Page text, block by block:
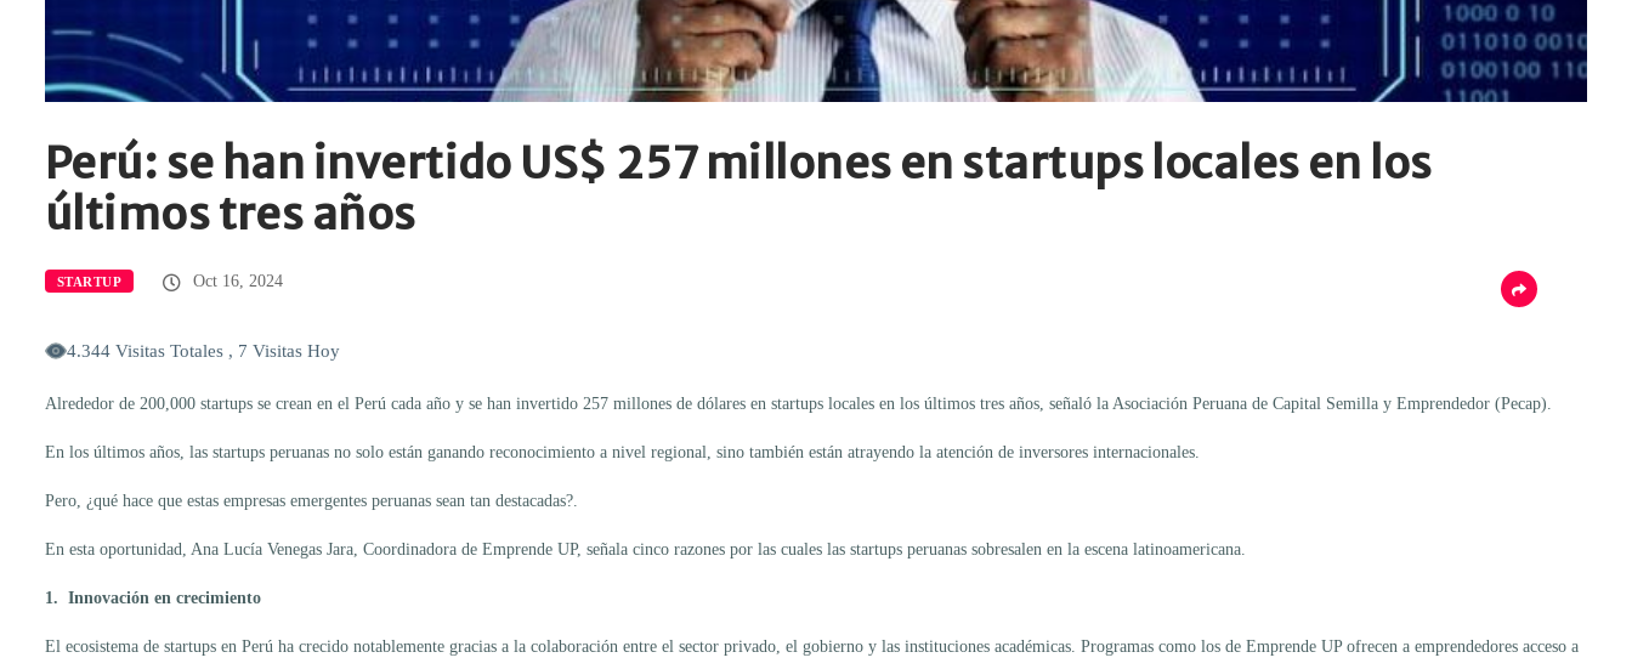
Perú: se han invertido US$ 257 millones en startups locales en los
últimos tres años
STARTUP Oct 16, 2024
4.344 Visitas Totales , 7 Visitas Hoy
Alrededor de 200,000 startups se crean en el Perú cada año y se han invertido 257 millones de dólares en startups locales en los últimos tres años, señaló la Asociación Peruana de Capital Semilla y Emprendedor (Pecap).
En los últimos años, las startups peruanas no solo están ganando reconocimiento a nivel regional, sino también están atrayendo la atención de inversores internacionales.
Pero, ¿qué hace que estas empresas emergentes peruanas sean tan destacadas?.
En esta oportunidad, Ana Lucía Venegas Jara, Coordinadora de Emprende UP, señala cinco razones por las cuales las startups peruanas sobresalen en la escena latinoamericana.
1. Innovación en crecimiento
El ecosistema de startups en Perú ha crecido notablemente gracias a la colaboración entre el sector privado, el gobierno y las instituciones académicas. Programas como los de Emprende UP ofrecen a emprendedores acceso a